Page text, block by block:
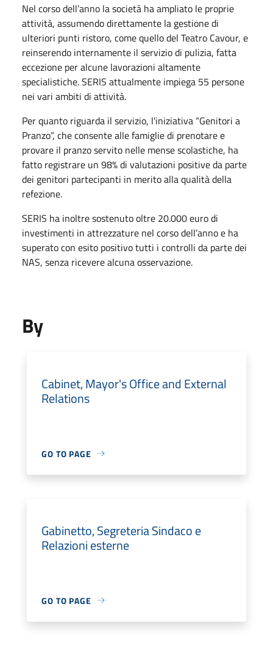
Nel corso dell’anno la società ha ampliato le proprie
attività, assumendo direttamente la gestione di
ulteriori punti ristoro, come quello del Teatro Cavour, e
reinserendo internamente il servizio di pulizia, fatta
eccezione per alcune lavorazioni altamente
specialistiche. SERIS attualmente impiega 55 persone
nei vari ambiti di attività.
Per quanto riguarda il servizio, l'iniziativa “Genitori a
Pranzo”, che consente alle famiglie di prenotare e
provare il pranzo servito nelle mense scolastiche, ha
fatto registrare un 98% di valutazioni positive da parte
dei genitori partecipanti in merito alla qualità della
refezione.
SERIS ha inoltre sostenuto oltre 20.000 euro di
investimenti in attrezzature nel corso dell’anno e ha
superato con esito positivo tutti i controlli da parte dei
NAS, senza ricevere alcuna osservazione.
By
Cabinet, Mayor's Office and External
Relations
GO TO PAGE
Gabinetto, Segreteria Sindaco e
Relazioni esterne
GO TO PAGE